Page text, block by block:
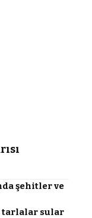
şehitler ve
tarlalar sular